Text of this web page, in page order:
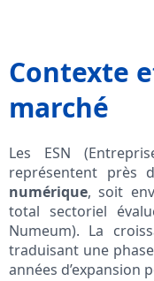
Contexte
marché
Les ESN
représentent près
numérique, soit
total sectoriel
Numeum). La
traduisant une
années d’expansion